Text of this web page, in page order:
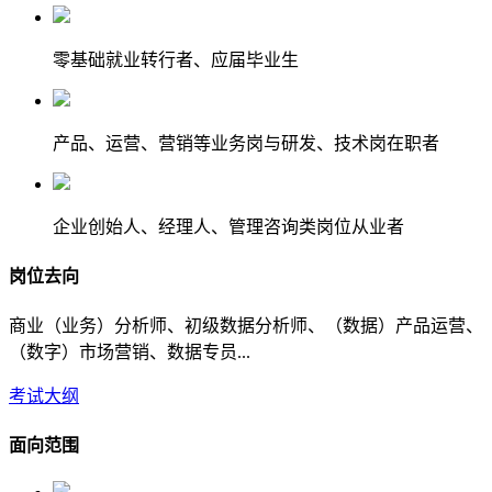
零基础就业转行者、应届毕业生
产品、运营、营销等业务岗与研发、技术岗在职者
企业创始人、经理人、管理咨询类岗位从业者
岗位去向
商业（业务）分析师、初级数据分析师、（数据）产品运营、
（数字）市场营销、数据专员...
考试大纲
面向范围